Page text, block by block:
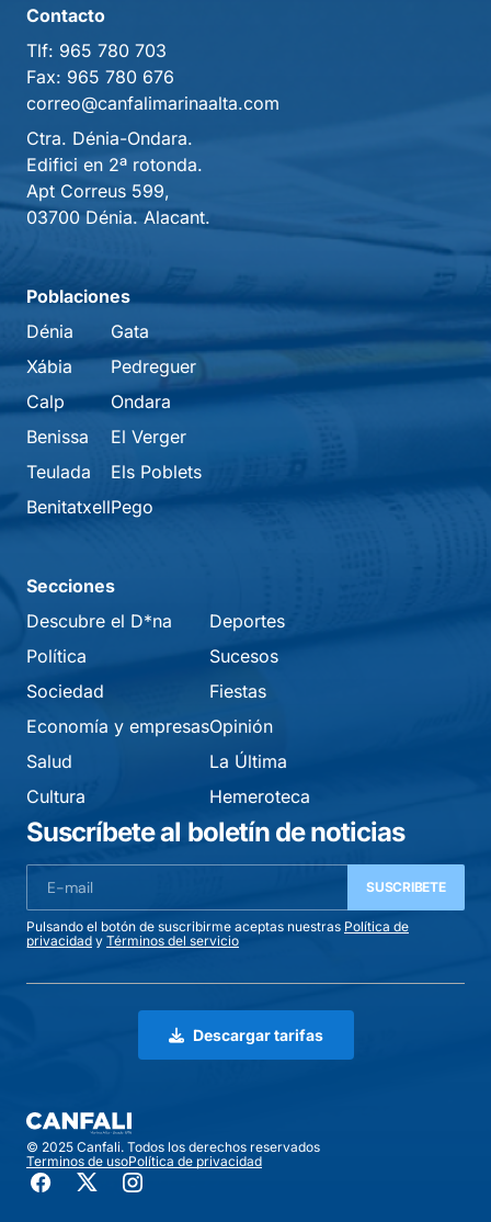
Contacto
Tlf: 965 780 703
Fax: 965 780 676
correo@canfalimarinaalta.com
Ctra. Dénia-Ondara.
Edifici en 2ª rotonda.
Apt Correus 599,
03700 Dénia. Alacant.
Poblaciones
Dénia
Xábia
Calp
Benissa
Teulada
Benitatxell
Gata
Pedreguer
Ondara
El Verger
Els Poblets
Pego
Secciones
Descubre el D*na
Política
Sociedad
Economía y empresas
Salud
Cultura
Deportes
Sucesos
Fiestas
Opinión
La Última
Hemeroteca
Suscríbete al boletín de noticias
SUSCRIBETE
Pulsando el botón de suscribirme aceptas nuestras Política de
privacidad y Términos del servicio
Descargar tarifas
© 2025 Canfali. Todos los derechos reservados
Terminos de usoPolítica de privacidad